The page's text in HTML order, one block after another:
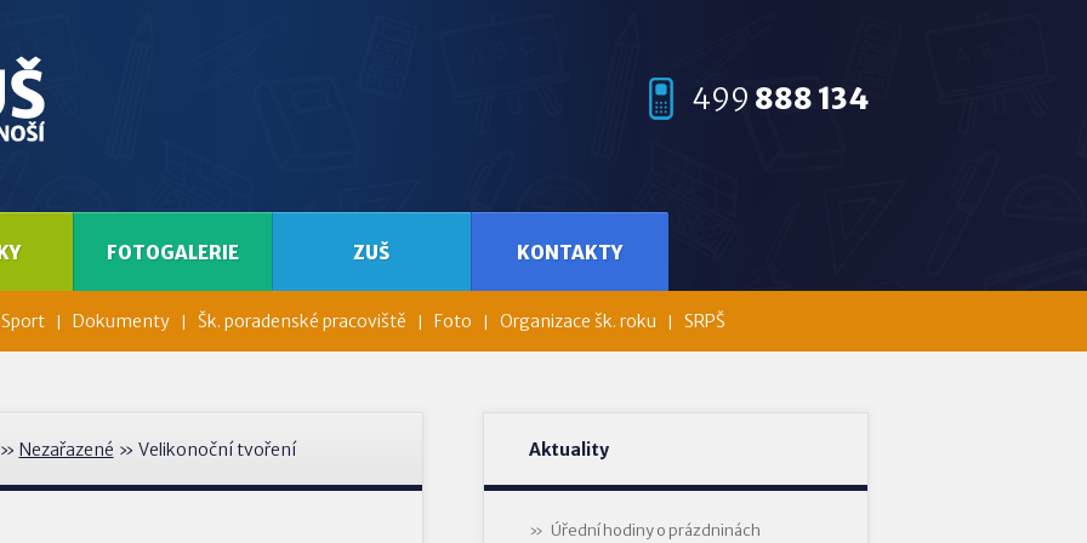
499 888 134
Sport Dokumenty Šk. poradenské pracoviště Foto Organizace šk. roku SRPŠ
FOTOGALERIE ZUŠ KONTAKTY
Nezařazené » Velikonoční tvoření Aktuality
Úřední hodiny o prázdninách